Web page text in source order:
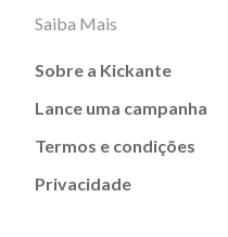
Saiba Mais
Sobre a Kickante
Lance uma campanha
Termos e condições
Privacidade